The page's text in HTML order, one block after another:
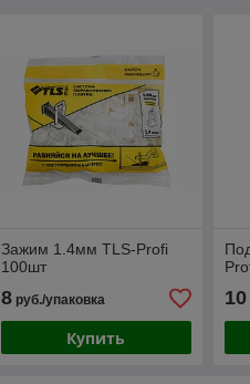
Зажим 1.4мм TLS-Profi
100шт
8руб./упаковка
Купить
10